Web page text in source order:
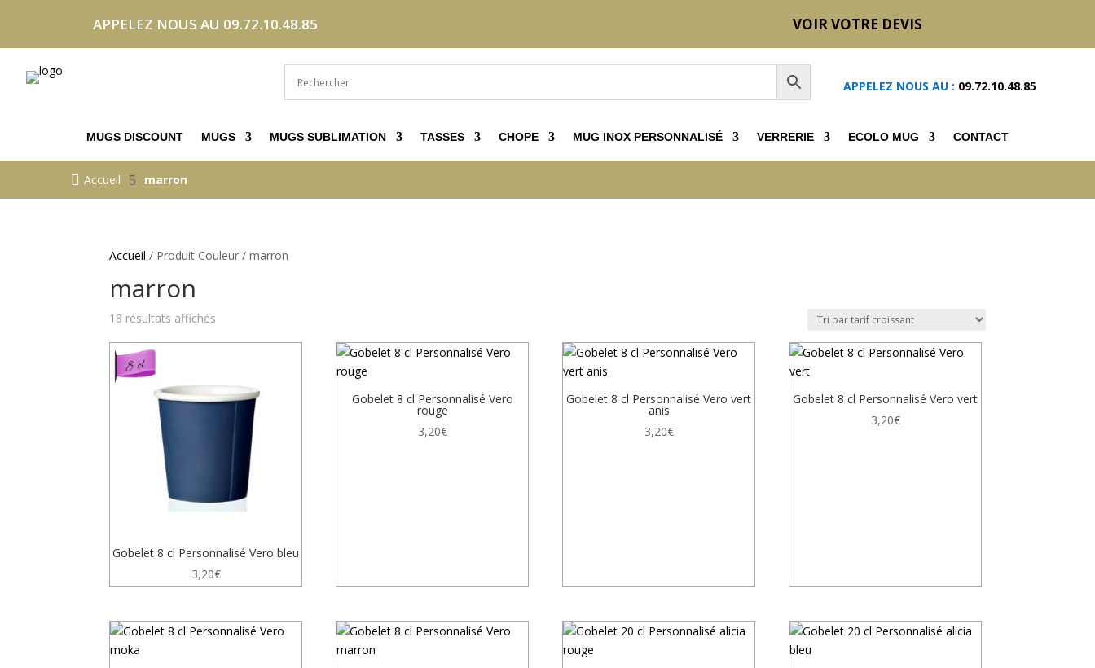
APPELEZ NOUS AU 09.72.10.48.85 VOIR VOTRE DEVIS
APPELEZ NOUS AU : 09.72.10.48.85
MUGS DISCOUNT MUGS MUGS SUBLIMATION TASSES CHOPE MUG INOX PERSONNALISÉ VERRERIE ECOLO MUG CONTACT
 Accueil 5 marron
Accueil / Produit Couleur / marron
marron
18 résultats affichés
Gobelet 8 cl Personnalisé Vero bleu
3,20€
Gobelet 8 cl Personnalisé Vero
rouge
3,20€
Gobelet 8 cl Personnalisé Vero vert
anis
3,20€
Gobelet 8 cl Personnalisé Vero vert
3,20€